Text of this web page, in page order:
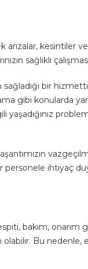
kesintiler
sağlıklı
bir
gibi konularda
ihtiyaç
bakım, onarım
Bu nedenle,